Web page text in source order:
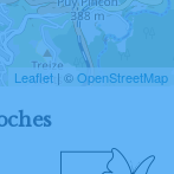
Leaflet | ©OpenStreetMap